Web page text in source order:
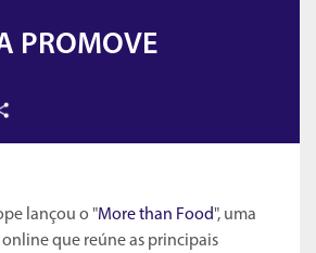
PROMOVE
lançou o "More than Food", uma
que reúne as principais